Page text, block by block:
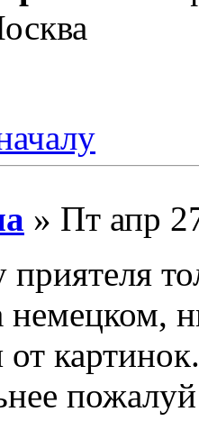
» Пт апр
приятеля
немецком,
от картинок.
пожалуй